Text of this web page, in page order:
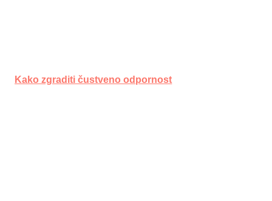
Kako zgraditi čustveno odpornost